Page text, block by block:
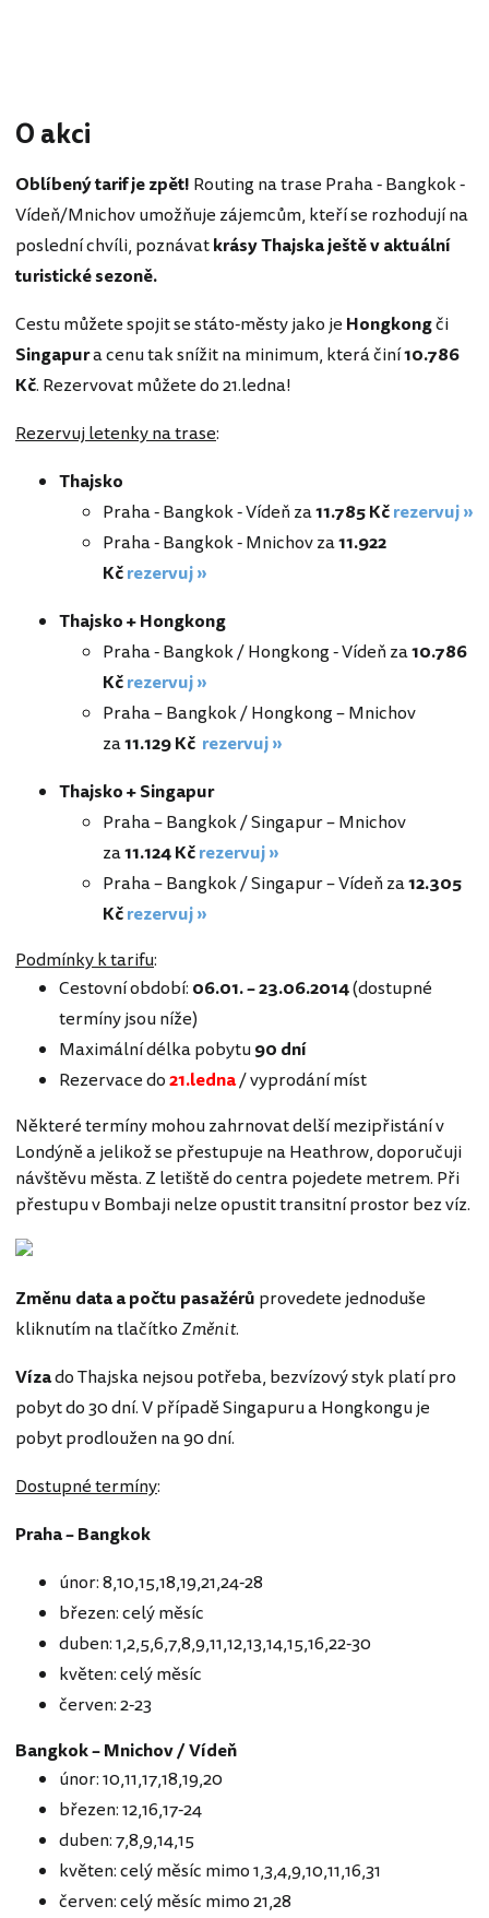
O akci
Oblíbený tarif je zpět! Routing na trase Praha - Bangkok -
Vídeň/Mnichov umožňuje zájemcům, kteří se rozhodují na
poslední chvíli, poznávatkrásy Thajska ještě v aktuální
turistické sezoně.
Cestu můžete spojit se státo-městy jako je Hongkongči
Singapura cenu tak snížit na minimum, která činí10.786
Kč. Rezervovat můžete do 21.ledna!
Rezervuj letenky na trase:
Thajsko
Praha - Bangkok - Vídeň za11.785 Kčrezervuj »
Praha - Bangkok - Mnichov za11.922
Kčrezervuj »
Thajsko + Hongkong
Praha - Bangkok / Hongkong - Vídeň za10.786
Kčrezervuj »
Praha – Bangkok / Hongkong – Mnichov
za11.129 Kč rezervuj »
Thajsko + Singapur
Praha – Bangkok / Singapur – Mnichov
za11.124 Kčrezervuj »
Praha – Bangkok / Singapur – Vídeň za12.305
Kčrezervuj »
Podmínky k tarifu:
Cestovní období: 06.01. – 23.06.2014(dostupné
termíny jsou níže)
Maximální délka pobytu90 dní
Rezervace do21.ledna/ vyprodání míst
Některé termíny mohou zahrnovat delší mezipřistání v
Londýně a jelikož se přestupuje na Heathrow, doporučuji
návštěvu města. Z letiště do centra pojedete metrem. Při
přestupu v Bombaji nelze opustit transitní prostor bez víz.
Změnu data a počtu pasažérů provedete jednoduše
kliknutím na tlačítko Změnit.
Vízado Thajska nejsou potřeba, bezvízový styk platí pro
pobyt do 30 dní. V případě Singapuru a Hongkongu je
pobyt prodloužen na 90 dní.
Dostupné termíny:
Praha – Bangkok
únor: 8,10,15,18,19,21,24-28
březen: celý měsíc
duben: 1,2,5,6,7,8,9,11,12,13,14,15,16,22-30
květen: celý měsíc
červen: 2-23
Bangkok – Mnichov / Vídeň
únor: 10,11,17,18,19,20
březen: 12,16,17-24
duben: 7,8,9,14,15
květen: celý měsíc mimo 1,3,4,9,10,11,16,31
červen: celý měsíc mimo 21,28